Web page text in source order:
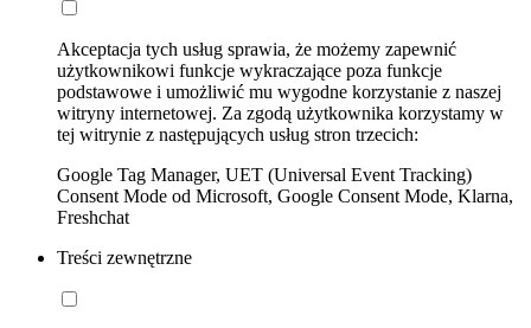
Akceptacja tych usług sprawia, że możemy zapewnić
użytkownikowi funkcje wykraczające poza funkcje
podstawowe i umożliwić mu wygodne korzystanie z naszej
witryny internetowej. Za zgodą użytkownika korzystamy w
tej witrynie z następujących usług stron trzecich:
Google Tag Manager, UET (Universal Event Tracking)
Consent Mode od Microsoft, Google Consent Mode, Klarna,
Freshchat
Treści zewnętrzne